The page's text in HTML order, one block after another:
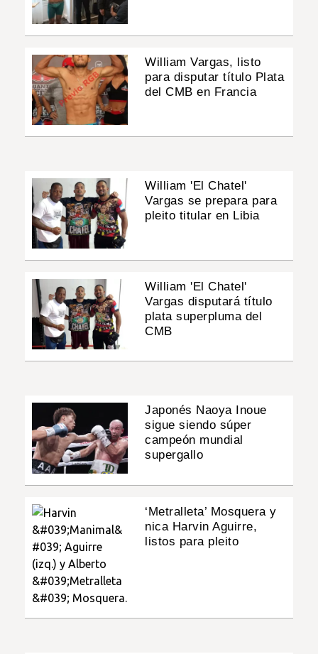
William Vargas, listo
para disputar título Plata
del CMB en Francia
William 'El Chatel'
Vargas se prepara para
pleito titular en Libia
William 'El Chatel'
Vargas disputará título
plata superpluma del
CMB
Japonés Naoya Inoue
sigue siendo súper
campeón mundial
supergallo
‘Metralleta’ Mosquera y
nica Harvin Aguirre,
listos para pleito